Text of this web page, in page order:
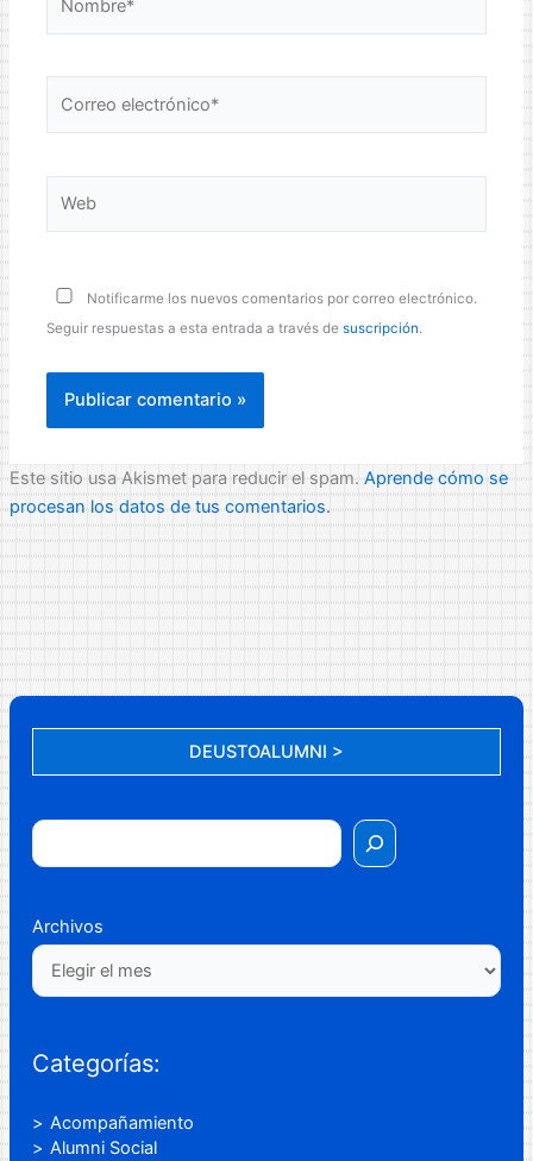
DEUSTOALUMNI >
Archivos
Categorías:
Acompañamiento
Alumni Social
electrónico*
Notificarme los nuevos comentarios por correo electrónico.
Seguir respuestas a esta entrada a través desuscripción.
Este sitio usa Akismet para reducir el spam.Aprende cómo se
procesan los datos de tus comentarios.